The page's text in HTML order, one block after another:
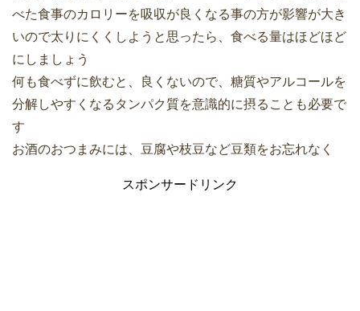
べた食事のカロリーを吸収が良くなる事の方が影響が大き
いので太りにくくしようと思ったら、食べる量はほどほど
にしましょう
何も食べずに飲むと、良くないので、糖質やアルコールを
分解しやすくなるタンパク質を意識的に摂ることも必要で
す
お酒のおつまみには、豆腐や枝豆など豆類をお忘れなく
スポンサードリンク